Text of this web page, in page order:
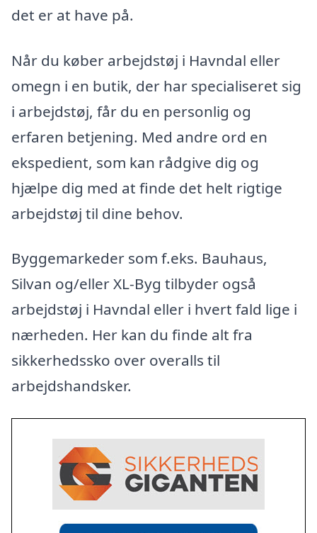
det er at have på.
Når du køber arbejdstøj i Havndal eller
omegn i en butik, der har specialiseret sig
i arbejdstøj, får du en personlig og
erfaren betjening. Med andre ord en
ekspedient, som kan rådgive dig og
hjælpe dig med at finde det helt rigtige
arbejdstøj til dine behov.
Byggemarkeder som f.eks. Bauhaus,
Silvan og/eller XL-Byg tilbyder også
arbejdstøj i Havndal eller i hvert fald lige i
nærheden. Her kan du finde alt fra
sikkerhedssko over overalls til
arbejdshandsker.